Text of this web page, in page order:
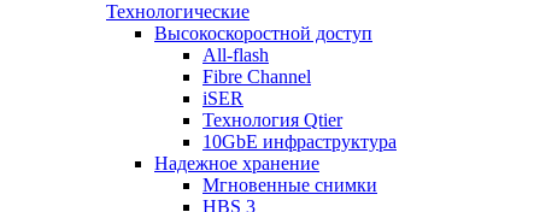
Технологические
Высокоскоростной доступ
All-flash
Fibre Channel
iSER
Технология Qtier
10GbE инфраструктура
Надежное хранение
Мгновенные снимки
HBS 3